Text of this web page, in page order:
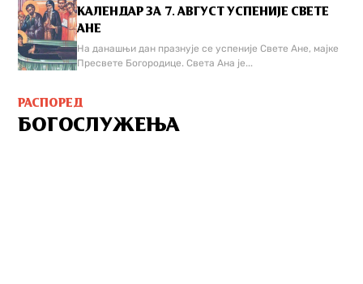
КАЛЕНДАР ЗА 7. АВГУСТ УСПЕНИЈЕ СВЕТЕ
АНЕ
На данашњи дан празнује се успеније Свете Ане, мајке
Пресвете Богородице. Света Ана је...
РАСПОРЕД
БОГОСЛУЖЕЊА